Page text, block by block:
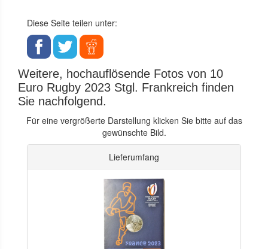
Diese Seite teilen unter:
Weitere, hochauflösende Fotos von 10
Euro Rugby 2023 Stgl. Frankreich finden
Sie nachfolgend.
Für eine vergrößerte Darstellung klicken Sie bitte auf das
gewünschte Bild.
Lieferumfang